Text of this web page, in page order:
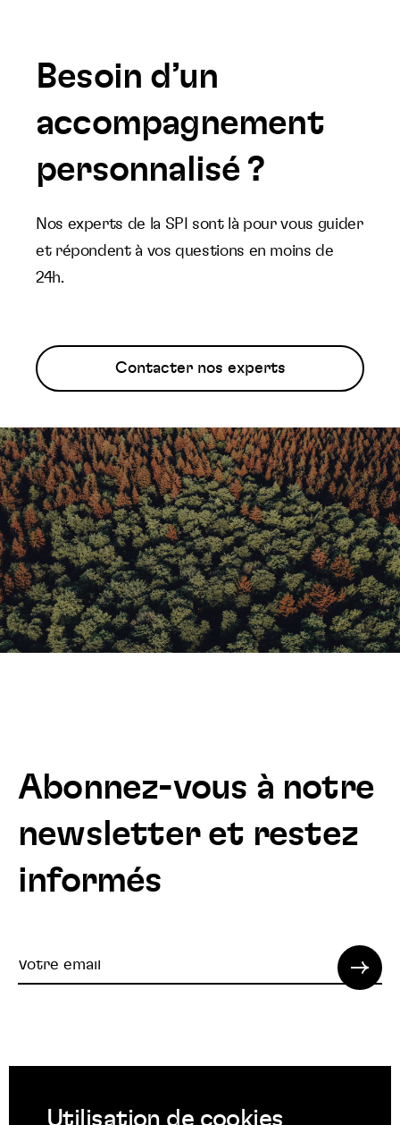
Besoin d’un
accompagnement
personnalisé ?
Nos experts de la SPI sont là pour vous guider
et répondent à vos questions en moins de
24h.
Contacter nos experts
Abonnez-vous à notre
newsletter et restez
informés
Votre
Utilisation de cookies